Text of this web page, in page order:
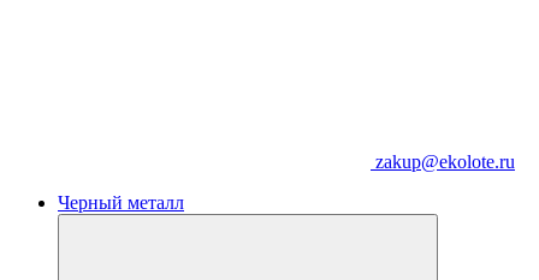
zakup@ekolote.ru
Черный металл